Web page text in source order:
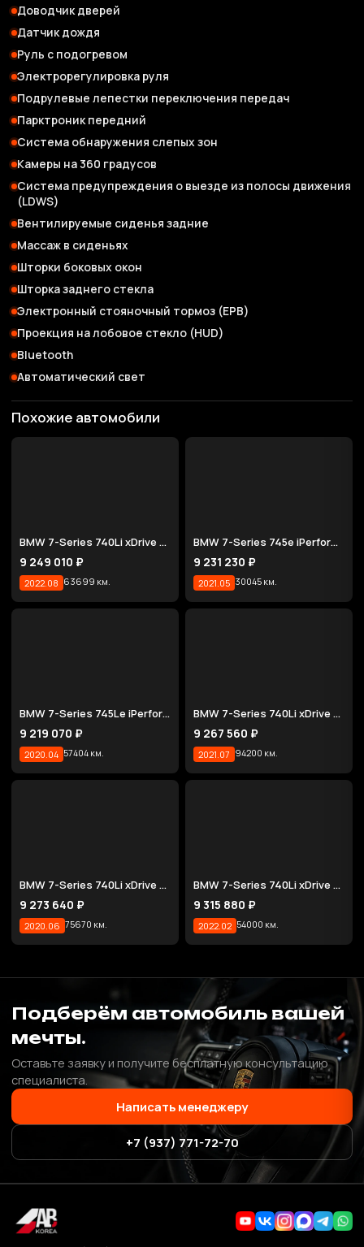
Доводчик дверей
Датчик дождя
Руль с подогревом
Электрорегулировка руля
Подрулевые лепестки переключения передач
Парктроник передний
Система обнаружения слепых зон
Камеры на 360 градусов
Система предупреждения о выезде из полосы движения
(LDWS)
Вентилируемые сиденья задние
Массаж в сиденьях
Шторки боковых окон
Шторка заднего стекла
Электронный стояночный тормоз (EPB)
Проекция на лобовое стекло (HUD)
Bluetooth
Автоматический свет
Похожие автомобили
BMW 7-Series 740Li xDrive Design Pure Excellence
9 249 010 ₽
2022.08 63699 км.
BMW 7-Series 745e iPerformance Design Pure Excellence
9 231 230 ₽
2021.05 30045 км.
BMW 7-Series 745Le iPerformance M Sport
9 219 070 ₽
2020.04 57404 км.
BMW 7-Series 740Li xDrive M Sport Package
9 267 560 ₽
2021.07 94200 км.
BMW 7-Series 740Li xDrive M Sport Package
9 273 640 ₽
2020.06 75670 км.
BMW 7-Series 740Li xDrive M Sport Package
9 315 880 ₽
2022.02 54000 км.
Подберём автомобиль вашей
мечты.
Оставьте заявку и получите бесплатную консультацию
специалиста.
Написать менеджеру
+7 (937) 771-72-70